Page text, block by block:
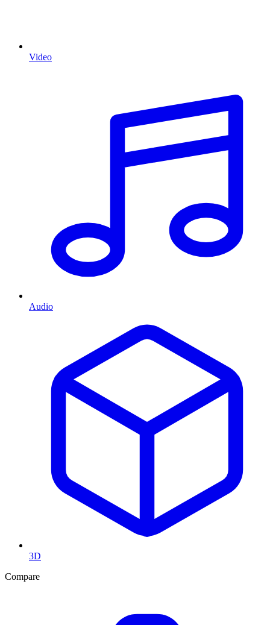
Video
Audio
3D
Compare